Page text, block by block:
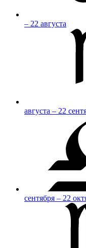
– 22 августа
августа – 22
сентября – 22